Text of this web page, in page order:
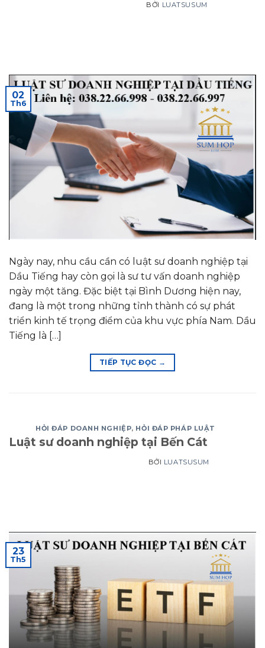
BỞI LUATSUSUM
02
Th6
Ngày nay, nhu cầu cần có luật sư doanh nghiệp tại
Dầu Tiếng hay còn gọi là sư tư vấn doanh nghiệp
ngày một tăng. Đặc biệt tại Bình Dương hiện nay,
đang là một trong những tỉnh thành có sự phát
triển kinh tế trọng điểm của khu vực phía Nam. Dầu
Tiếng là […]
TIẾP TỤC ĐỌC →
HỎI ĐÁP DOANH NGHIỆP, HỎI ĐÁP PHÁP LUẬT
Luật sư doanh nghiệp tại Bến Cát
BỞI LUATSUSUM
23
Th5